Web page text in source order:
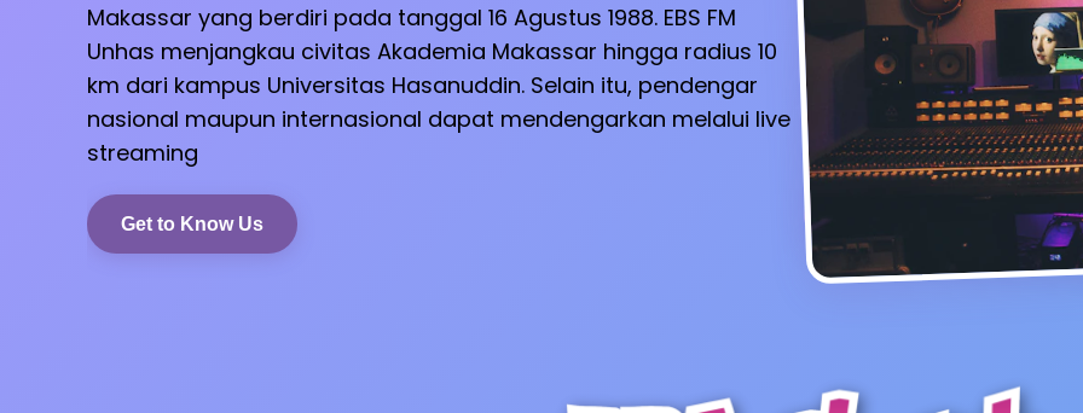
Makassar yang berdiri pada tanggal 16 Agustus 1988. EBS FM
Unhas menjangkau civitas Akademia Makassar hingga radius 10
km dari kampus Universitas Hasanuddin. Selain itu, pendengar
nasional maupun internasional dapat mendengarkan melalui live
streaming
Get to Know Us